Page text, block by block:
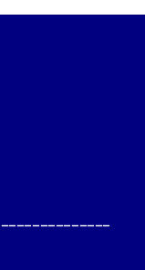
--------------